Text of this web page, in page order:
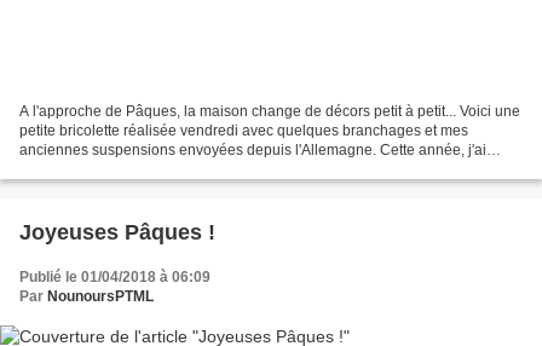
A l'approche de Pâques, la maison change de décors petit à petit... Voici une
petite bricolette réalisée vendredi avec quelques branchages et mes
anciennes suspensions envoyées depuis l'Allemagne. Cette année, j'ai
Joyeuses Pâques !
Publié le 01/04/2018 à 06:09
Par NounoursPTML